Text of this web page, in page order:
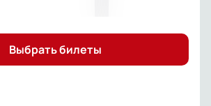
на сольный stand-up Павля
сайте. Сделать заказ можно
только мобильный и интернет.
Выбрать билеты